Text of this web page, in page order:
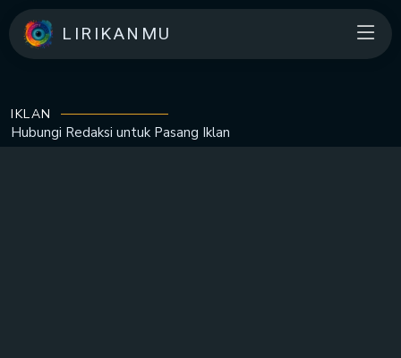
LIRIKANMU
IKLAN
Hubungi Redaksi untuk Pasang Iklan